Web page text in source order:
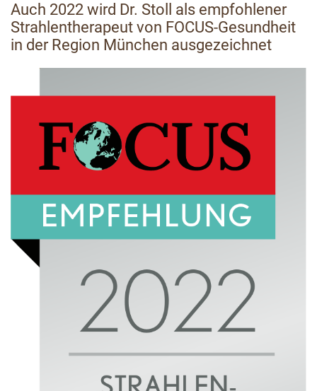
Auch 2022 wird Dr. Stoll als empfohlener
Strahlentherapeut von FOCUS-Gesundheit
in der Region München ausgezeichnet